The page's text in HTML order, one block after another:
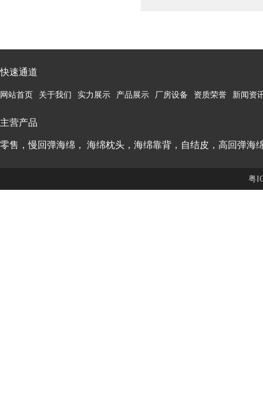
快速通道
网站首页 关于我们 实力展示 产品展示 厂房设备 资质荣誉 新闻资
主营产品
零售，慢回弹海绵， 海绵枕头，海绵靠背，自结皮，高回弹海
粤